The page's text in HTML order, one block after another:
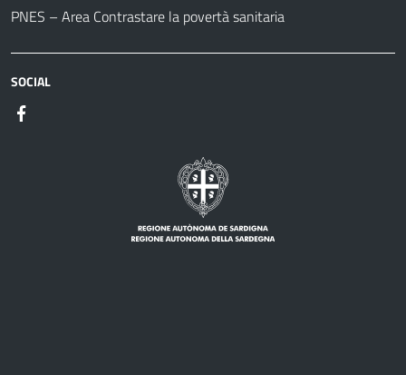
PNES – Area Contrastare la povertà sanitaria
SOCIAL